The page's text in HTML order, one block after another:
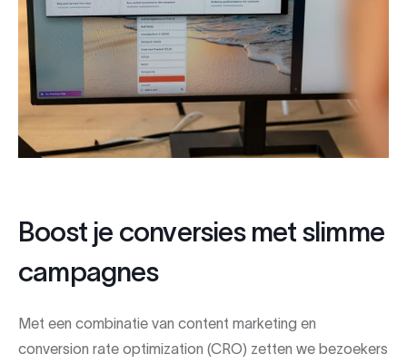
Boost je conversies met slimme
campagnes
Met een combinatie van content marketing en
conversion rate optimization (CRO) zetten we bezoekers